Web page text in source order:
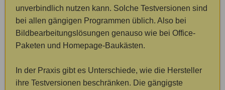
unverbindlich nutzen kann. Solche Testversionen sind
bei allen gängigen Programmen üblich. Also bei
Bildbearbeitungslösungen genauso wie bei Office-
Paketen und Homepage-Baukästen.
In der Praxis gibt es Unterschiede, wie die Hersteller
ihre Testversionen beschränken. Die gängigste